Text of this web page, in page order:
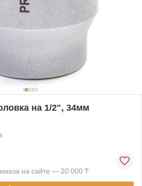
на 1/2", 34мм
на сайте — 20 000 ₸